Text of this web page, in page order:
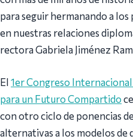
para seguir hermanando a
en nuestras relaciones
rectora Gabriela Jiménez
El 1er Congreso
para un Futuro Compartido
con otro ciclo de ponencias
alternativas a los modelos de